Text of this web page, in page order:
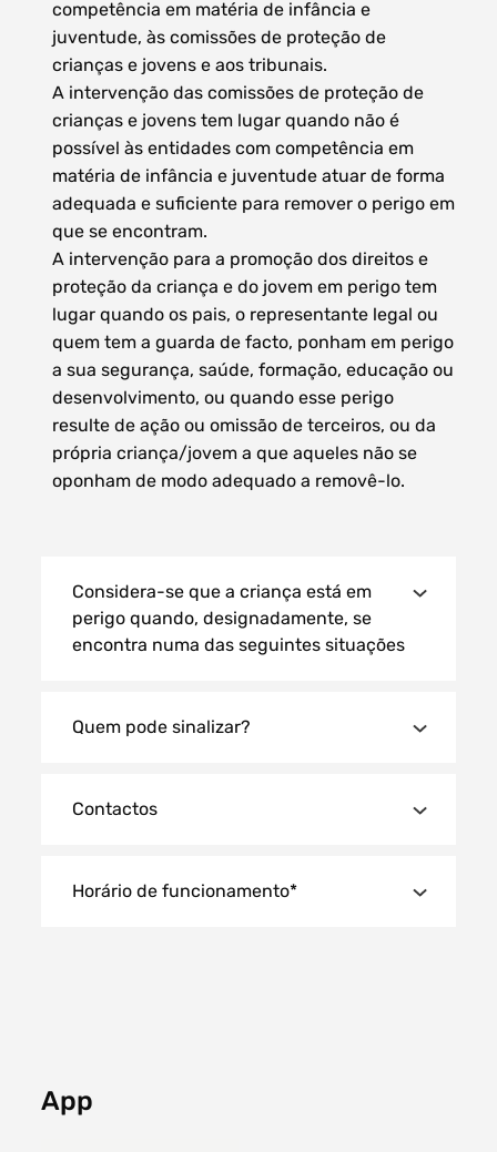
competência em matéria de infância e
juventude, às comissões de proteção de
crianças e jovens e aos tribunais.
A intervenção das comissões de proteção de
crianças e jovens tem lugar quando não é
possível às entidades com competência em
matéria de infância e juventude atuar de forma
adequada e suficiente para remover o perigo em
que se encontram.
A intervenção para a promoção dos direitos e
proteção da criança e do jovem em perigo tem
lugar quando os pais, o representante legal ou
quem tem a guarda de facto, ponham em perigo
a sua segurança, saúde, formação, educação ou
desenvolvimento, ou quando esse perigo
resulte de ação ou omissão de terceiros, ou da
própria criança/jovem a que aqueles não se
oponham de modo adequado a removê-lo.
Considera-se que a criança está em
perigo quando, designadamente, se
encontra numa das seguintes situações
Quem pode sinalizar?
Contactos
Horário de funcionamento*
App